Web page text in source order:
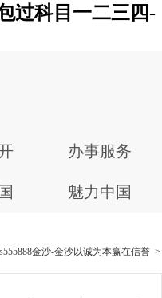
过科目一二三四-
办事服务
魅力中国
金沙-金沙以诚为本赢在信誉